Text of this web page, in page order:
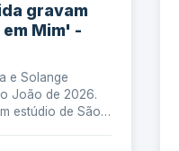
gravam
Mim' -
e Solange
João de 2026.
estúdio de São